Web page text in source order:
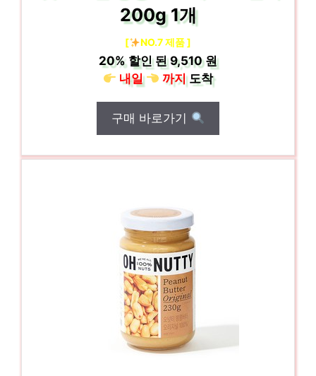
200g 1개
[ NO.7 제품 ]
20%할인 된9,510 원
내일
까지도착
구매 바로가기